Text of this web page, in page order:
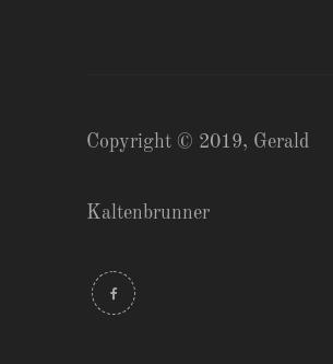
Copyright © 2019, Gerald
Kaltenbrunner